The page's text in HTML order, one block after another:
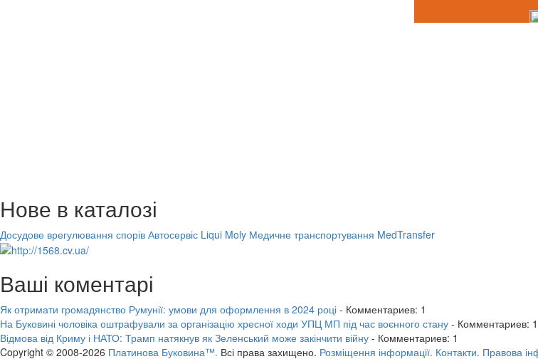
Нове в каталозі
Досудове врегулювання спорів Автосервіс Liqui Moly Медичне транспортування MedTransfer
Ваші коментарі
Як отримати громадянство Румунії: умови для оформлення в 2024 році - Комментариев: 1
На Буковині чоловіка оштрафували за організацію хресної ходи УПЦ МП під час воєнного стану - Комментариев: 1
Відмова від Криму і НАТО: Трамп натякнув як Зеленський може закінчити війну - Комментариев: 1
Copyright © 2008-2026 Платинова Буковина™. Всі права захищено. Розміщення інформації. Контакти. Правова